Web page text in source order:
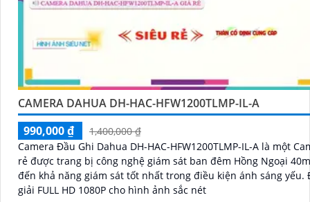
CAMERA DAHUA DH-HAC-HFW1200TLMP-IL-A
990,000 ₫
1,400,000 ₫
Camera Đầu Ghi Dahua DH-HAC-HFW1200TLMP-IL-A là một
rẻ được trang bị công nghệ giám sát ban đêm Hồng Ngoại
đến khả năng giám sát tốt nhất trong điều kiện ánh sáng yếu. Độ phân
giải FULL HD 1080P cho hình ảnh sắc nét